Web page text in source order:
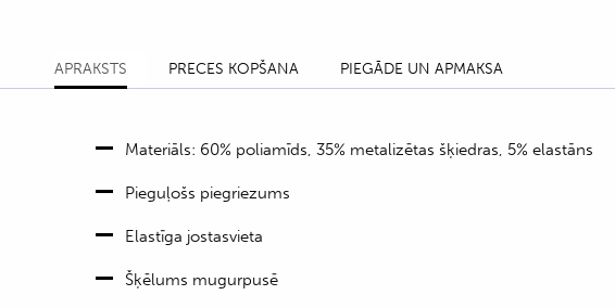
APRAKSTS PRECES KOPŠANA PIEGĀDE UN APMAKSA
Materiāls: 60% poliamīds, 35% metalizētas šķiedras, 5% elastāns
Pieguļošs piegriezums
Elastīga jostasvieta
Šķēlums mugurpusē